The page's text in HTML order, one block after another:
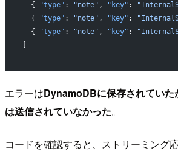
  {
"type" : "note" , "key" :
  {
"type" : "note" , "key" :
  {
"type" : "note" , "key" :
エラーはDynamoDBに保存されていた
は送信されていなかった。
コードを確認すると、ストリーミング